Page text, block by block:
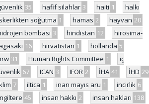
35 hafif silahlar 3 haiti 1
halkı
soğutma 1 hamas 2 hayvan 20
bombası 3 hindistan 12
hirosima-
16 hırvatistan 1 hollanda 5
31 Human Rights Committee 1
iç
67 ICAN 3 IFOR 2 İHA 41 İHD 29
7 iltica 1 inan mayıs aru 1 incirlik 6
45 insan hakkı 2 insan hakları 138